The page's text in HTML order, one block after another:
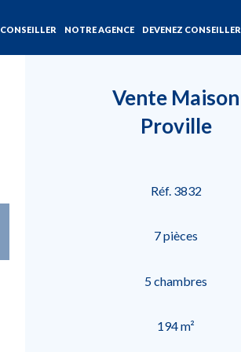
NOTRE AGENCE DEVENEZ CONSEILLER
Vente Maison
Proville
Réf. 3832
7 pièces
5 chambres
194 m²